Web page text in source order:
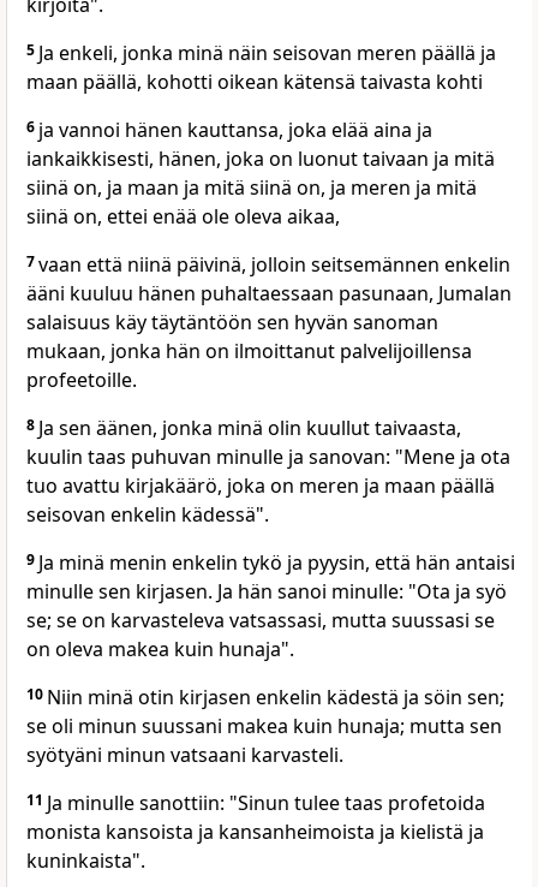
5 Ja enkeli, jonka minä näin seisovan meren päällä ja
maan päällä, kohotti oikean kätensä taivasta kohti
6 ja vannoi hänen kauttansa, joka elää aina ja
iankaikkisesti, hänen, joka on luonut taivaan ja mitä
siinä on, ja maan ja mitä siinä on, ja meren ja mitä
siinä on, ettei enää ole oleva aikaa,
7vaan että niinä päivinä, jolloin seitsemännen enkelin
ääni kuuluu hänen puhaltaessaan pasunaan, Jumalan
salaisuus käy täytäntöön sen hyvän sanoman
mukaan, jonka hän on ilmoittanut palvelijoillensa
profeetoille.
8 Ja sen äänen, jonka minä olin kuullut taivaasta,
kuulin taas puhuvan minulle ja sanovan: "Mene ja ota
tuo avattu kirjakäärö, joka on meren ja maan päällä
seisovan enkelin kädessä".
9 Ja minä menin enkelin tykö ja pyysin, että hän antaisi
minulle sen kirjasen. Ja hän sanoi minulle: "Ota ja syö
se; se on karvasteleva vatsassasi, mutta suussasi se
on oleva makea kuin hunaja".
10 Niin minä otin kirjasen enkelin kädestä ja söin sen;
se oli minun suussani makea kuin hunaja; mutta sen
syötyäni minun vatsaani karvasteli.
11 Ja minulle sanottiin: "Sinun tulee taas profetoida
monista kansoista ja kansanheimoista ja kielistä ja
kuninkaista".